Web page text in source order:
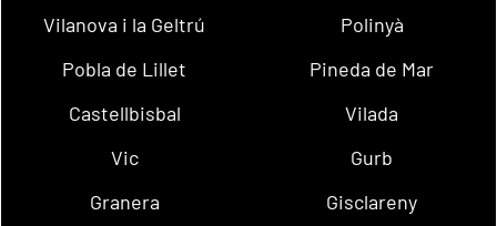
Vilanova i la Geltrú
Polinyà
Pobla de Lillet
Pineda de Mar
Castellbisbal
Vilada
Vic
Gurb
Granera
Gisclareny